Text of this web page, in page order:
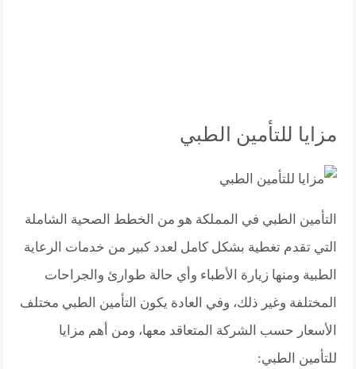
مزايا للتأمين الطبي
التأمين الطبي في المملكة هو من الخطط الصحية الشاملة
التي تقدم تغطية بشكل كامل لعدد كبير من خدمات الرعاية
الطبية ومنها زيارة الأطباء وأي حالة طوارئ والجراحات
المختلفة وغير ذلك، وفي العادة يكون التأمين الطبي مختلف
الأسعار حسب الشركة المتعاقد معها، ومن أهم مزايا
للتأمين الطبي: